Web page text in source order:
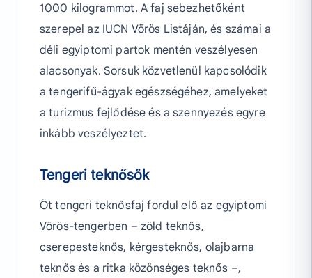
1000 kilogrammot. A faj sebezhetőként
szerepel az IUCN Vörös Listáján, és számai a
déli egyiptomi partok mentén veszélyesen
alacsonyak. Sorsuk közvetlenül kapcsolódik
a tengerifű-ágyak egészségéhez, amelyeket
a turizmus fejlődése és a szennyezés egyre
inkább veszélyeztet.
Tengeri teknősök
Öt tengeri teknősfaj fordul elő az egyiptomi
Vörös-tengerben – zöld teknős,
cserepesteknős, kérgesteknős, olajbarna
teknős és a ritka közönséges teknős –,